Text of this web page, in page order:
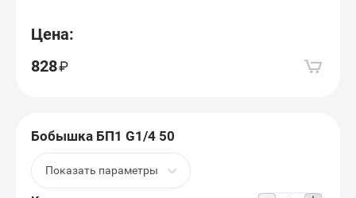
Цена:
828
Бобышка БП1 G1/4 50
Показать параметры